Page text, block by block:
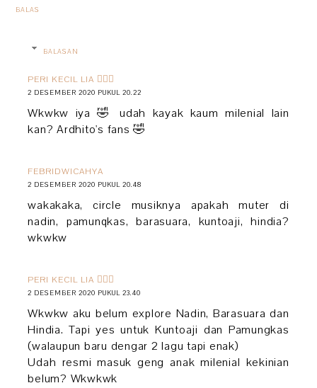
BALAS
BALASAN
PERI KECIL LIA 🧚🏻‍♀️
2 DESEMBER 2020 PUKUL 20.22
Wkwkw iya 🤣 udah kayak kaum milenial lain
kan? Ardhito's fans 🤣
FEBRIDWICAHYA
2 DESEMBER 2020 PUKUL 20.48
wakakaka, circle musiknya apakah muter di
nadin, pamunqkas, barasuara, kuntoaji, hindia?
wkwkw
PERI KECIL LIA 🧚🏻‍♀️
2 DESEMBER 2020 PUKUL 23.40
Wkwkw aku belum explore Nadin, Barasuara dan
Hindia. Tapi yes untuk Kuntoaji dan Pamungkas
(walaupun baru dengar 2 lagu tapi enak)
Udah resmi masuk geng anak milenial kekinian
belum? Wkwkwk